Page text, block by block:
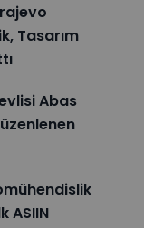
Tasarım
Abas
ASIIN